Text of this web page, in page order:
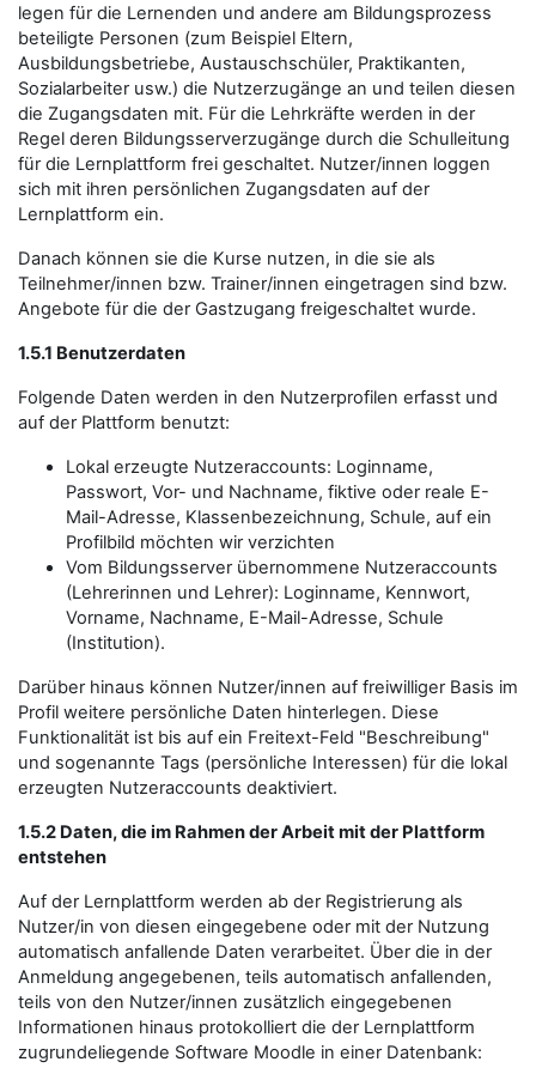
legen für die Lernenden und andere am Bildungsprozess
beteiligte Personen (zum Beispiel Eltern,
Ausbildungsbetriebe, Austauschschüler, Praktikanten,
Sozialarbeiter usw.) die Nutzerzugänge an und teilen diesen
die Zugangsdaten mit. Für die Lehrkräfte werden in der
Regel deren Bildungsserverzugänge durch die Schulleitung
für die Lernplattform frei geschaltet. Nutzer/innen loggen
sich mit ihren persönlichen Zugangsdaten auf der
Lernplattform ein.
Danach können sie die Kurse nutzen, in die sie als
Teilnehmer/innen bzw. Trainer/innen eingetragen sind bzw.
Angebote für die der Gastzugang freigeschaltet wurde.
1.5.1 Benutzerdaten
Folgende Daten werden in den Nutzerprofilen erfasst und
auf der Plattform benutzt:
Lokal erzeugte Nutzeraccounts: Loginname,
Passwort, Vor- und Nachname, fiktive oder reale E-
Mail-Adresse, Klassenbezeichnung, Schule, auf ein
Profilbild möchten wir verzichten
Vom Bildungsserver übernommene Nutzeraccounts
(Lehrerinnen und Lehrer): Loginname, Kennwort,
Vorname, Nachname, E-Mail-Adresse, Schule
(Institution).
Darüber hinaus können Nutzer/innen auf freiwilliger Basis im
Profil weitere persönliche Daten hinterlegen. Diese
Funktionalität ist bis auf ein Freitext-Feld "Beschreibung"
und sogenannte Tags (persönliche Interessen) für die lokal
erzeugten Nutzeraccounts deaktiviert.
1.5.2 Daten, die im Rahmen der Arbeit mit der Plattform
entstehen
Auf der Lernplattform werden ab der Registrierung als
Nutzer/in von diesen eingegebene oder mit der Nutzung
automatisch anfallende Daten verarbeitet. Über die in der
Anmeldung angegebenen, teils automatisch anfallenden,
teils von den Nutzer/innen zusätzlich eingegebenen
Informationen hinaus protokolliert die der Lernplattform
zugrundeliegende Software Moodle in einer Datenbank: